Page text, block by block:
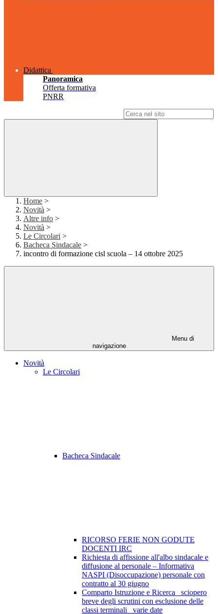
Didattica
Panoramica
Offerta formativa
PNRR
Home >
Novità >
Altre info >
Novità >
Le Circolari >
Bacheca Sindacale >
incontro di formazione cisl scuola – 14 ottobre 2025
Menu di
navigazione
Novità
Le Circolari
Bacheca Sindacale
RICORSO FERIE NON GODUTE
DOCENTI IRC
Richiesta di affissione all'albo sindacale e
diffusione al personale – Informativa
NASPI (Disoccupazione) personale con
contratto al 30 giugno
Comparto Istruzione e Ricerca_ sciopero
breve degli scrutini con esclusione delle
classi terminali_ varie date